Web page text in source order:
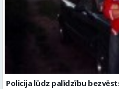
Policija lūdz palīdzību